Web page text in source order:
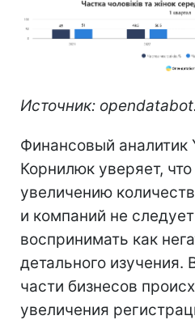
Источник:
Финансовый аналитик
Корнилюк уверяет,
увеличению
и компаний не
воспринимать как
детального изучения.
части бизнесов
увеличения